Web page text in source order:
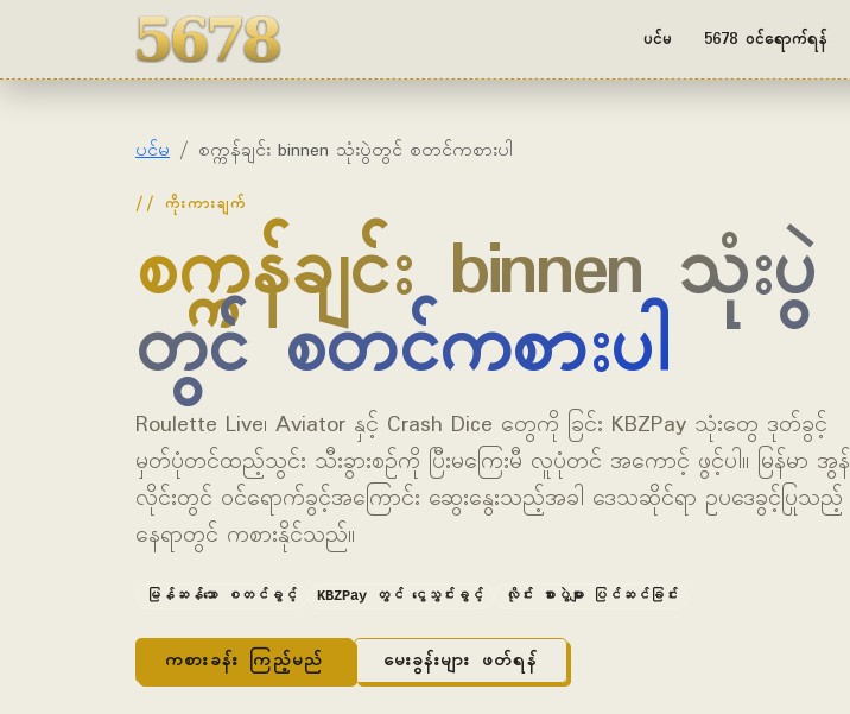
5678 ပင်မ 5678 ဝင်ရောက်ရန်
ပင်မ စက္ကန်ချင်း binnen သုံးပွဲတွင် စတင်ကစားပါ
ကိုးကားချက်
စက္ကန်ချင်း binnen သုံးပွဲ
တွင် စတင်ကစားပါ
Roulette Live၊ Aviator နှင့် Crash Dice တွေကို ခြင်း KBZPay သုံးတွေ ဒုတ်ခွင့်
မှတ်ပုံတင်ထည့်သွင်း သီးခွားစဉ်ကို ပြီးမကြေးမီ လူပုံတင် အကောင့် ဖွင့်ပါ။ မြန်မာ အွန်
လိုင်းတွင် ဝင်ရောက်ခွင့်အကြောင်း ဆွေးနွေးသည့်အခါ ဒေသဆိုင်ရာ ဥပဒေခွင့်ပြုသည့်
နေရာတွင် ကစားနိုင်သည်။
မြန်ဆန်သော စတင်ခွင့် KBZPay တွင် ငွေသွင်းခွင့် လိုင်း စားပွဲများ ပြင်ဆင်ခြင်း
ကစားခန်း ကြည့်မည် မေးခွန်းများ ဖတ်ရန်